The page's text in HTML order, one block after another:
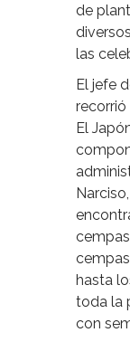
de
las
El jefe
recorrió
El
hasta
toda la
con